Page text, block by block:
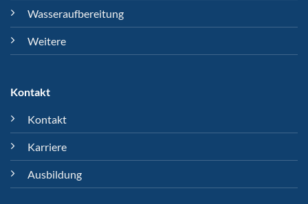
Wasseraufbereitung
Weitere
Kontakt
Kontakt
Karriere
Ausbildung